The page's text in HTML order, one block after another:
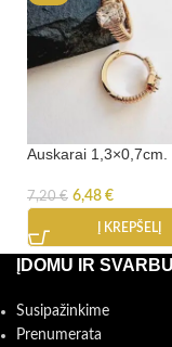
Auskarai 1,3×0,7cm.
7,20€ 6,48 €
Į KREPŠELĮ
ĮDOMU IR SVARBU
Susipažinkime
Prenumerata